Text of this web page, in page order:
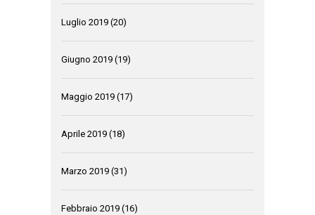
Luglio 2019 (20)
Giugno 2019 (19)
Maggio 2019 (17)
Aprile 2019 (18)
Marzo 2019 (31)
Febbraio 2019 (16)